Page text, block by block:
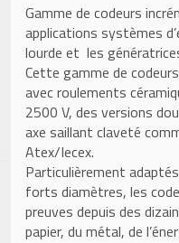
Gamme de codeurs
applications systèmes
lourde et les
Cette gamme de
avec roulements
2500 V, des versions
axe saillant claveté
Atex/Iecex.
Particulièrement
forts diamètres, les
preuves depuis des
papier, du métal, de